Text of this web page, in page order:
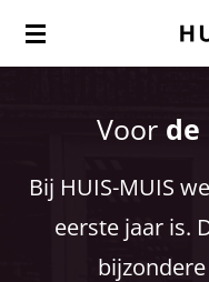
Ga
direct
Voor
Bij HUIS-MUIS
eerste jaar is.